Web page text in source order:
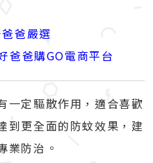
爸嚴選
爸爸購GO電商平台
一定驅散作用，適合喜歡
到更全面的防蚊效果，建
業防治。